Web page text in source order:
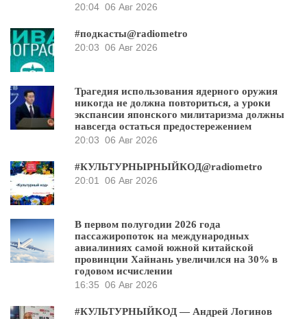
20:04 06 Авг 2026
#подкасты@radiometro
20:03 06 Авг 2026
Трагедия использования ядерного оружия
никогда не должна повториться, а уроки
экспансии японского милитаризма должны
навсегда остаться предостережением
20:03 06 Авг 2026
#КУЛЬТУРНЫРНЫЙКОД@radiometro
20:01
06 Авг 2026
В первом полугодии 2026 года
пассажиропоток на международных
авиалиниях самой южной китайской
провинции Хайнань увеличился на 30% в
годовом исчислении
16:35 06 Авг 2026
#КУЛЬТУРНЫЙКОД — Андрей Логинов